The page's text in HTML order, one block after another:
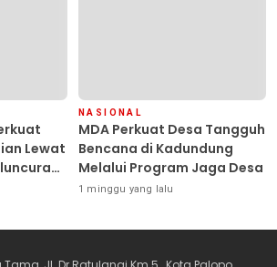
Lewat
NASIONAL
MDA Perkuat Desa Tangguh
Bencana di Kadundung
Melalui Program Jaga Desa
1 minggu yang lalu